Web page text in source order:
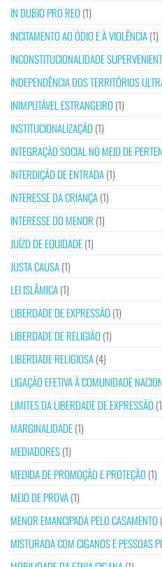
IN DUBIO PRO REO (1)
INCITAMENTO AO ÓDIO E À VIOLÊNCIA(1)
INCONSTITUCIONALIDADE
INDEPENDÊNCIA DOS TERRITÓRIOS
INIMPUTÁVEL ESTRANGEIRO (1)
INSTITUCIONALIZAÇÃO (1)
INTEGRAÇÃO SOCIAL NO MEIO DE
INTERDIÇÃO DE ENTRADA(1)
INTERESSE DA CRIANÇA(1)
INTERESSE DO MENOR (1)
JUÍZO DE EQUIDADE(1)
JUSTA CAUSA(1)
LEI ISLÂMICA(1)
LIBERDADE DE EXPRESSÃO (1)
LIBERDADE DE RELIGIÃO (1)
LIBERDADE RELIGIOSA(4)
LIGAÇÃO EFETIVA À COMUNIDADE
LIMITES DA LIBERDADE DE EXPRESSÃO
MARGINALIDADE(1)
MEDIADORES(1)
MEDIDA DE PROMOÇÃO E PROTEÇÃO (1)
MEIO DE PROVA(1)
MENOR EMANCIPADA PELO CASAMENTO
MISTURADA COM CIGANOS E PESSOAS